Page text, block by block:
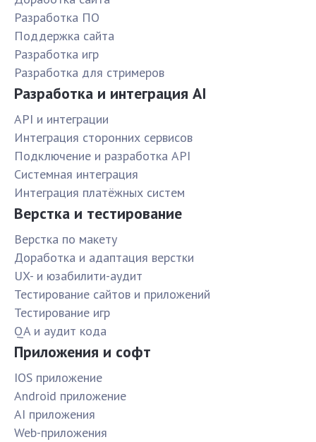
Разработка ПО
Поддержка сайта
Разработка игр
Разработка для стримеров
Разработка и интеграция AI
API и интеграции
Интеграция сторонних сервисов
Подключение и разработка API
Системная интеграция
Интеграция платёжных систем
Верстка и тестирование
Верстка по макету
Доработка и адаптация верстки
UX- и юзабилити-аудит
Тестирование сайтов и приложений
Тестирование игр
QA и аудит кода
Приложения и софт
IOS приложение
Android приложение
AI приложения
Web-приложения